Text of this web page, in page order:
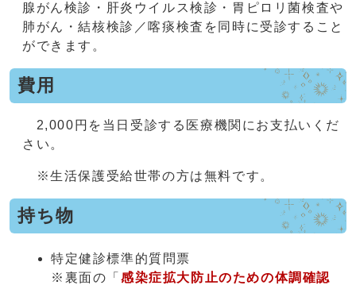
腺がん検診・肝炎ウイルス検診・胃ピロリ菌検査や
肺がん・結核検診／喀痰検査を同時に受診すること
ができます。
費用
2,000円を当日受診する医療機関にお支払いくだ
さい。
※生活保護受給世帯の方は無料です。
持ち物
特定健診標準的質問票
※裏面の「 感染症拡大防止のための体調確認